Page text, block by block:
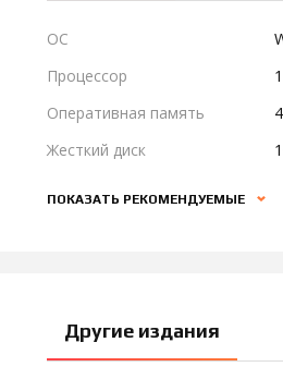
ОС
Процессор
Оперативная память
Жесткий диск
ПОКАЗАТЬ РЕКОМЕНДУЕМЫЕ
Другие издания